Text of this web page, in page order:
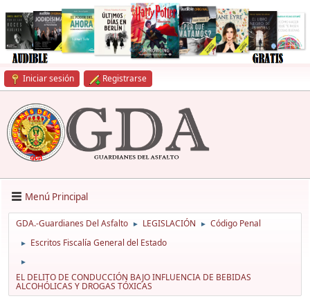
Iniciar sesión Registrarse
Menú Principal
GDA.-Guardianes Del Asfalto ► LEGISLACIÓN ► Código Penal
► Escritos Fiscalía General del Estado
►
EL DELITO DE CONDUCCIÓN BAJO INFLUENCIA DE BEBIDAS
ALCOHÓLICAS Y DROGAS TÓXICAS